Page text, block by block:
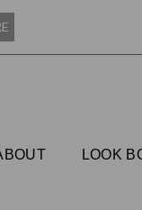
LOOK